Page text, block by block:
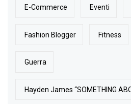
E-Commerce Eventi
Fashion Blogger Fitness
Guerra
Hayden James “SOMETHING